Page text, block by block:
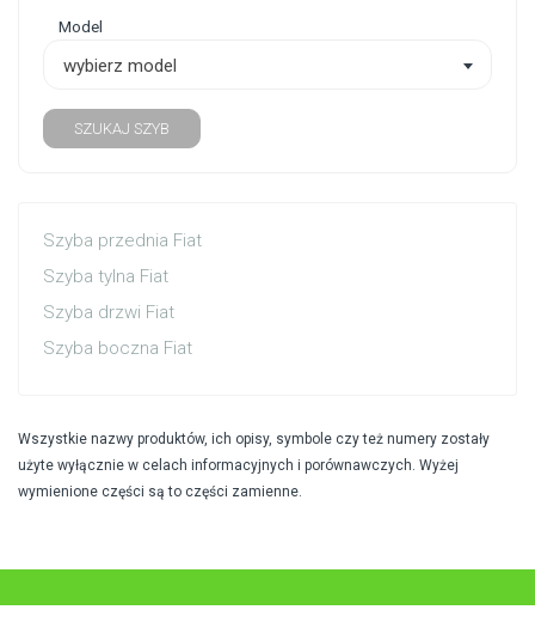
Model
wybierz model
SZUKAJ SZYB
Szyba przednia Fiat
Szyba tylna Fiat
Szyba drzwi Fiat
Szyba boczna Fiat
Wszystkie nazwy produktów, ich opisy, symbole czy też numery zostały
użyte wyłącznie w celach informacyjnych i porównawczych. Wyżej
wymienione części są to części zamienne.